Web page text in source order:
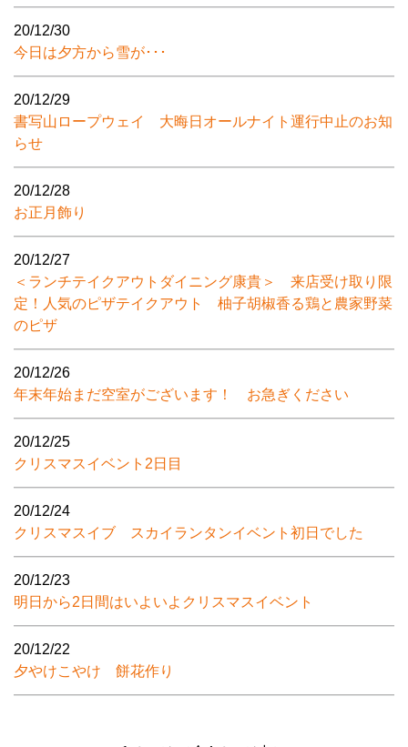
20/12/30
今日は夕方から雪が･･･
20/12/29
書写山ロープウェイ 大晦日オールナイト運行中止のお知
らせ
20/12/28
お正月飾り
20/12/27
＜ランチテイクアウトダイニング康貴＞ 来店受け取り限
定！人気のピザテイクアウト 柚子胡椒香る鶏と農家野菜
のピザ
20/12/26
年末年始まだ空室がございます！ お急ぎください
20/12/25
クリスマスイベント2日目
20/12/24
クリスマスイブ スカイランタンイベント初日でした
20/12/23
明日から2日間はいよいよクリスマスイベント
20/12/22
夕やけこやけ 餅花作り